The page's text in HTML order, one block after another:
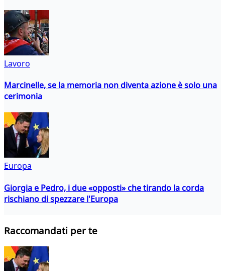
Lavoro
Marcinelle, se la memoria non diventa azione è solo una
cerimonia
Europa
Giorgia e Pedro, i due «opposti» che tirando la corda
rischiano di spezzare l'Europa
Raccomandati per te